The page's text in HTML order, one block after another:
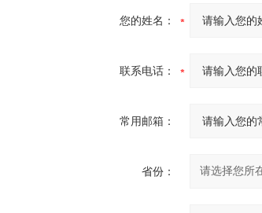
您的姓名：
联系电话：
常用邮箱：
省份：